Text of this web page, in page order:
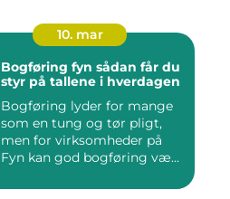
10. mar
Bogføring fyn sådan får du
styr på tallene i hverdagen
Bogføring lyder for mange
som en tung og tør pligt,
men for virksomheder på
Fyn kan god bogføring væ...